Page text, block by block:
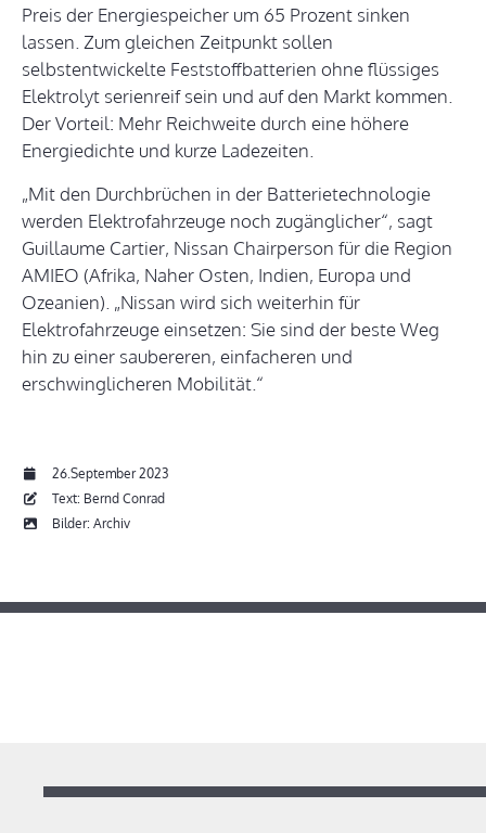
Preis der Energiespeicher um 65 Prozent sinken
lassen. Zum gleichen Zeitpunkt sollen
selbstentwickelte Feststoffbatterien ohne flüssiges
Elektrolyt serienreif sein und auf den Markt kommen.
Der Vorteil: Mehr Reichweite durch eine höhere
Energiedichte und kurze Ladezeiten.
„Mit den Durchbrüchen in der Batterietechnologie
werden Elektrofahrzeuge noch zugänglicher“, sagt
Guillaume Cartier, Nissan Chairperson für die Region
AMIEO (Afrika, Naher Osten, Indien, Europa und
Ozeanien). „Nissan wird sich weiterhin für
Elektrofahrzeuge einsetzen: Sie sind der beste Weg
hin zu einer saubereren, einfacheren und
erschwinglicheren Mobilität.“
26.September 2023
Text: Bernd Conrad
Bilder: Archiv